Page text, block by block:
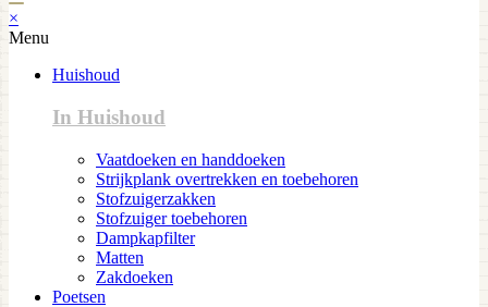
×
Menu
Huishoud
In Huishoud
Vaatdoeken en handdoeken
Strijkplank overtrekken en toebehoren
Stofzuigerzakken
Stofzuiger toebehoren
Dampkapfilter
Matten
Zakdoeken
Poetsen